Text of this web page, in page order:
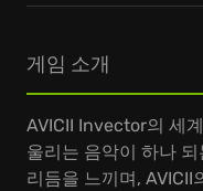
게임 소개
AVICII Invector의 세
울리는 음악이 하나
리듬을 느끼며, AVICII